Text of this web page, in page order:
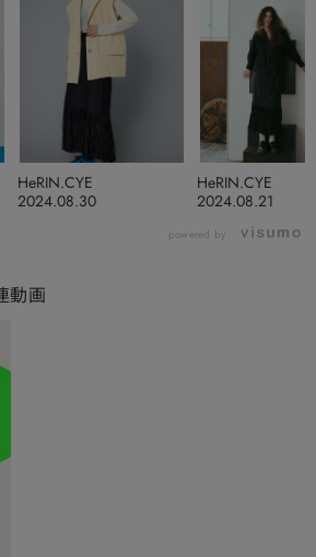
2024.08.30
HeRIN.CYE
2024.08.21
HeRIN.CYE
powered by
動画